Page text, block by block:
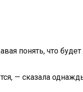
понять, что
— сказала